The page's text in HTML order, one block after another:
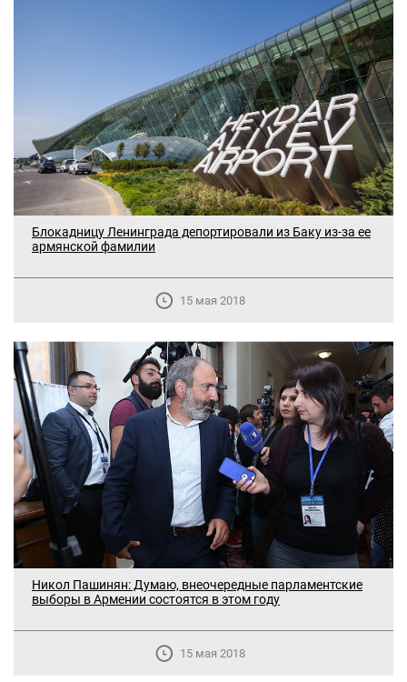
Блокадницу Ленинграда депортировали из Баку из-за ее
армянской фамилии
15 мая 2018
Никол Пашинян: Думаю, внеочередные парламентские
выборы в Армении состоятся в этом году
15 мая 2018